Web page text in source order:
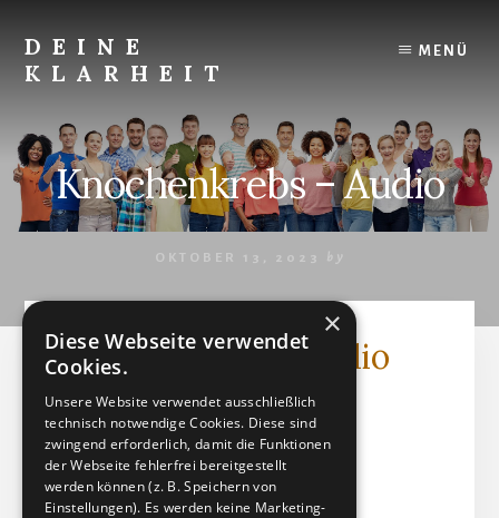
content
DEINE
KLARHEIT
Deine
innere
Klarheit.
MENÜ
Knochenkrebs – Audio
OKTOBER 13, 2023 by
Knochenkrebs - Audio
Audiodatei (MP3)
Dateigröße: 4.43 MB
Erstellt: 13-10-2023
Aktualisiert: 14-02-2024
×
Diese Webseite verwendet
Cookies.
Unsere Website verwendet ausschließlich
technisch notwendige Cookies. Diese sind
zwingend erforderlich, damit die Funktionen
der Webseite fehlerfrei bereitgestellt
werden können (z. B. Speichern von
Einstellungen). Es werden keine Marketing-